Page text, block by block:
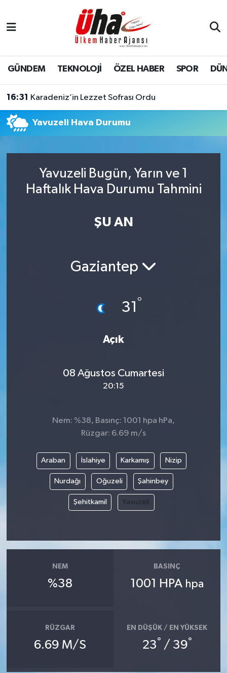
GÜNDEM TEKNOLOJİ ÖZEL HABER SPOR
16:31 Karadeniz’in Lezzet Sofrası Ordu
Yavuzeli Hava Durumu
Yavuzeli Bugün, Yarın ve 1
Haftalık Hava Durumu Tahmini
ŞU AN
Gaziantep
31 °
Açık
08 Ağustos Cumartesi
20:15
Nem: %38, Basınç: 1001 hpa hPa,
Rüzgar: 6.69 m/s
Araban İslahiye Karkamış Nizip
Nurdağı Oğuzeli Şahinbey
Şehitkamil Yavuzeli
NEM
%38
BASINÇ
1001 HPA hpa
RÜZGAR
6.69 M/S
EN DÜŞÜK / EN YÜKSEK
23° / 39°
İstanbul Nöbetçi Eczaneler
İstanbul Hava Durumu
Tüm Manşetler
Son Dakika Haberleri